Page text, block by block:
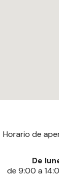
Horario de
De
de 9:00 a